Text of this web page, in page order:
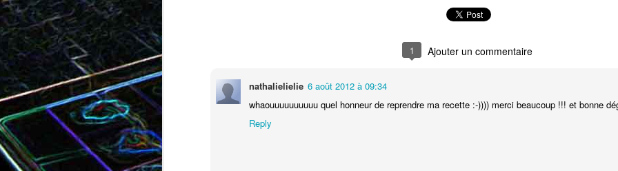
1
nathalielielie 6 août 2012 à 09:34
whaouuuuuuuuuu quel honneur de reprendre ma recette :-)))) merci beaucoup !!! et bonne
Reply
Tatin de tomates cerises à la
tapenade